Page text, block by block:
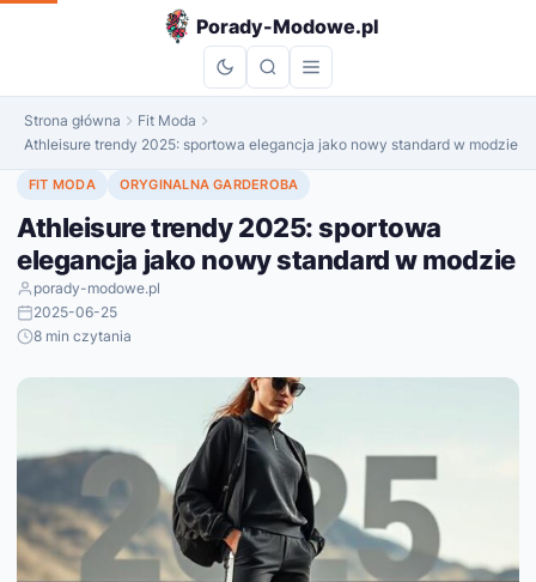
do
Porady-Modowe.pl
Strona główna
Fit Moda
Athleisure trendy 2025: sportowa elegancja jako nowy standard w modzie
FIT MODA ORYGINALNA GARDEROBA
Athleisure trendy 2025: sportowa
elegancja jako nowy standard w modzie
porady-modowe.pl
2025-06-25
8 min czytania